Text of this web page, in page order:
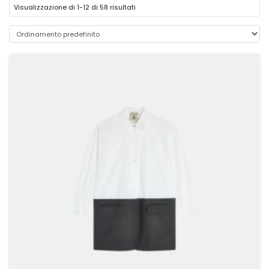
Visualizzazione di 1-12 di 58 risultati